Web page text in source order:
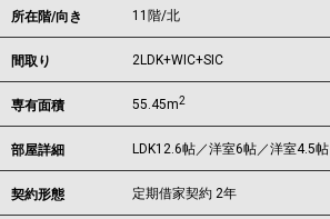
所在階/向き 11階/北
間取り 2LDK+WIC+SIC
専有面積 55.45m2
部屋詳細 LDK12.6帖／洋室6帖／洋室4.5帖
契約形態 定期借家契約 2年